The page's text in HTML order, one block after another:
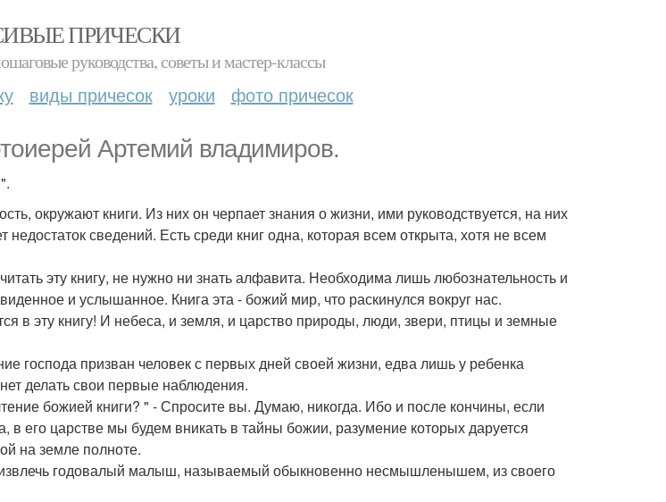
ПРИЧЕСКИ
руководства, советы и мастер-классы
виды причесок уроки фото причесок
Артемий владимиров.
окружают книги. Из них он черпает знания о жизни, ими руководствуется, на них
недостаток сведений. Есть среди книг одна, которая всем открыта, хотя не всем
эту книгу, не нужно ни знать алфавита. Необходима лишь любознательность и
и услышанное. Книга эта - божий мир, что раскинулся вокруг нас.
в эту книгу! И небеса, и земля, и царство природы, люди, звери, птицы и земные
господа призван человек с первых дней своей жизни, едва лишь у ребенка
делать свои первые наблюдения.
божией книги? " - Спросите вы. Думаю, никогда. Ибо и после кончины, если
в его царстве мы будем вникать в тайны божии, разумение которых даруется
на земле полноте.
извлечь годовалый малыш, называемый обыкновенно несмышленышем, из своего